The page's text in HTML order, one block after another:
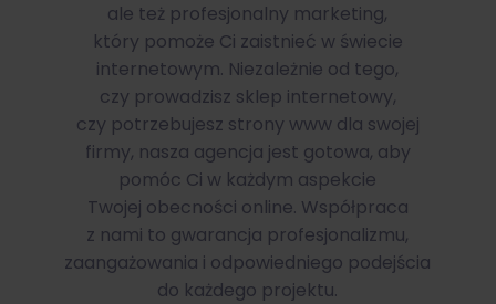
ale też profesjonalny marketing,
który pomoże Ci zaistnieć w świecie
internetowym. Niezależnie od tego,
czy prowadzisz sklep internetowy,
czy potrzebujesz strony www dla swojej
firmy, nasza agencja jest gotowa, aby
pomóc Ci w każdym aspekcie
Twojej obecności online. Współpraca
z nami to gwarancja profesjonalizmu,
zaangażowania i odpowiedniego podejścia
do każdego projektu.